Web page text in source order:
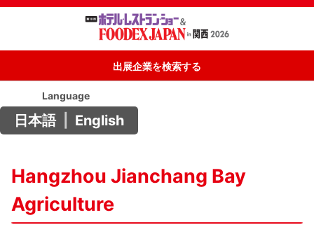
出展企業を検索する
Language
日本語 English
Hangzhou Jianchang Bay
Agriculture